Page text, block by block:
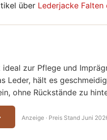
über Lederjacke Falten
zur Pflege und
Leder, hält es
ohne Rückstände zu
Anzeige · Preis Stand Juni